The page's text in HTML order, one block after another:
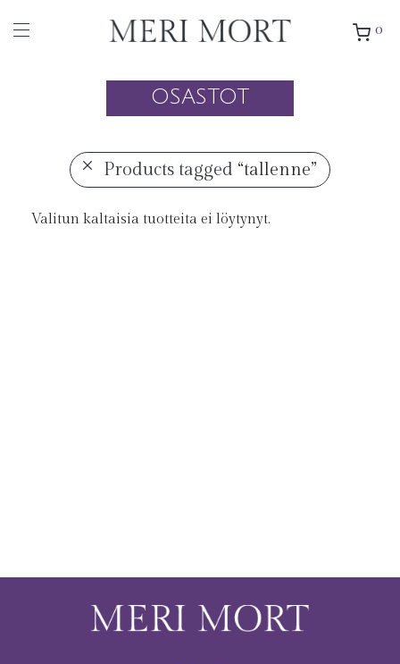
0
OSASTOT
Products tagged “tallenne”
Valitun kaltaisia tuotteita ei löytynyt.